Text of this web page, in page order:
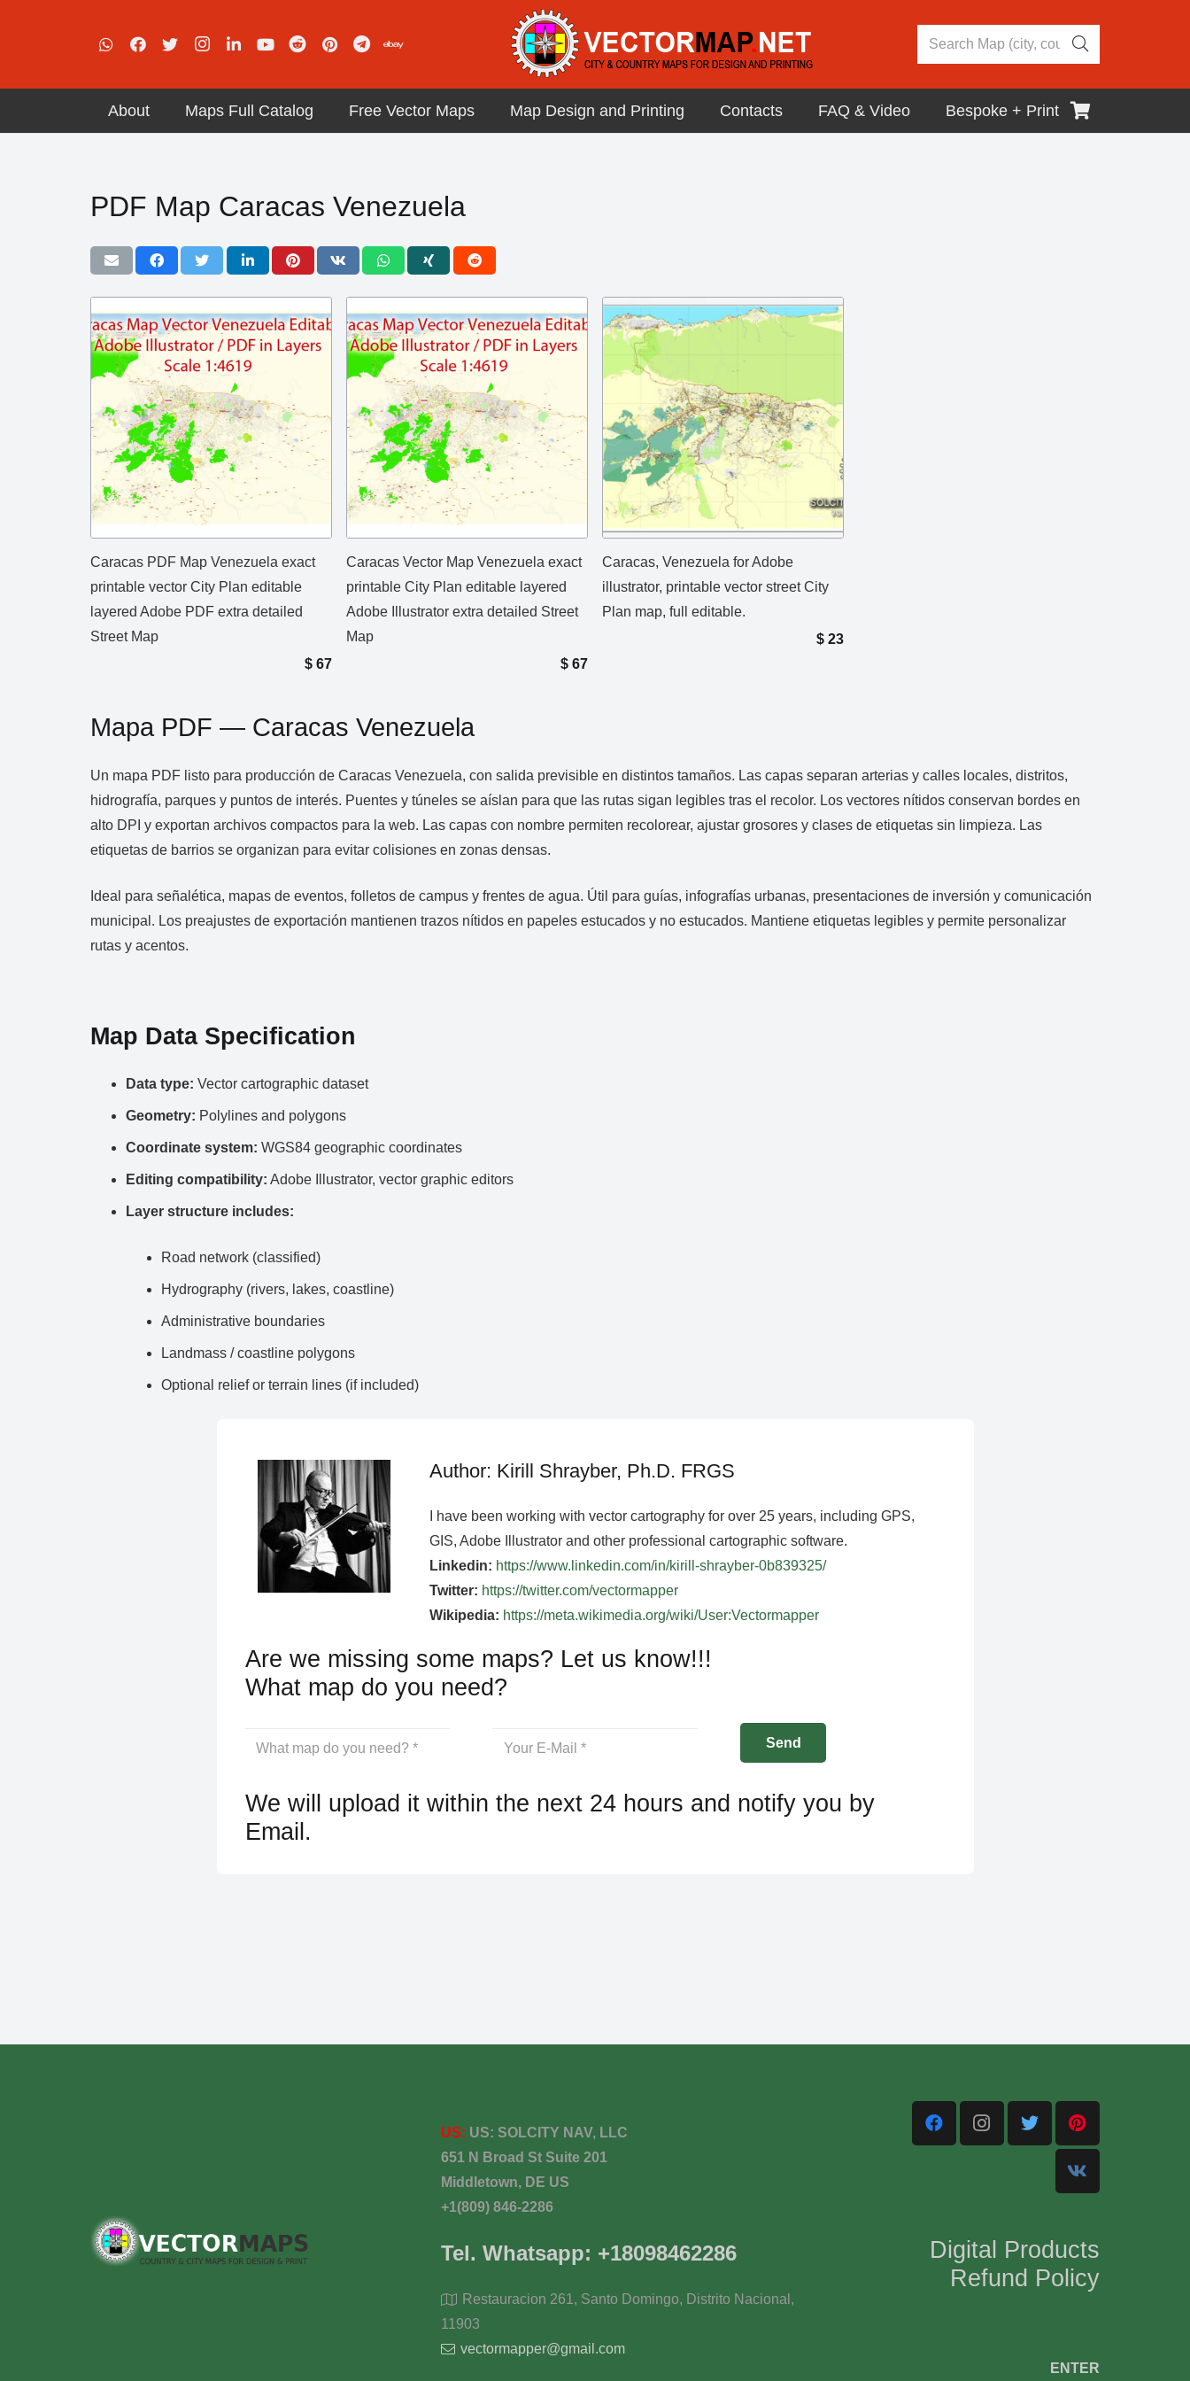
About Maps Full Catalog Free Vector Maps Map Design and Printing Contacts FAQ & Video Bespoke + Print
PDF Map Caracas Venezuela
Caracas PDF Map Venezuela exact
printable vector City Plan editable
layered Adobe PDF extra detailed
Street Map
$ 67
Caracas Vector Map Venezuela exact
printable City Plan editable layered
Adobe Illustrator extra detailed Street
Map
$ 67
Caracas, Venezuela for Adobe
illustrator, printable vector street City
Plan map, full editable.
$ 23
Mapa PDF — Caracas Venezuela
Un mapa PDF listo para producción de Caracas Venezuela, con salida previsible en distintos tamaños. Las capas separan arterias y calles locales, distritos,
hidrografía, parques y puntos de interés. Puentes y túneles se aíslan para que las rutas sigan legibles tras el recolor. Los vectores nítidos conservan bordes en
alto DPI y exportan archivos compactos para la web. Las capas con nombre permiten recolorear, ajustar grosores y clases de etiquetas sin limpieza. Las
etiquetas de barrios se organizan para evitar colisiones en zonas densas.
Ideal para señalética, mapas de eventos, folletos de campus y frentes de agua. Útil para guías, infografías urbanas, presentaciones de inversión y comunicación
municipal. Los preajustes de exportación mantienen trazos nítidos en papeles estucados y no estucados. Mantiene etiquetas legibles y permite personalizar
rutas y acentos.
Map Data Specification
Data type: Vector cartographic dataset
Geometry: Polylines and polygons
Coordinate system: WGS84 geographic coordinates
Editing compatibility: Adobe Illustrator, vector graphic editors
Layer structure includes:
Road network (classified)
Hydrography (rivers, lakes, coastline)
Administrative boundaries
Landmass / coastline polygons
Optional relief or terrain lines (if included)
Author: Kirill Shrayber, Ph.D. FRGS
I have been working with vector cartography for over 25 years, including GPS,
GIS, Adobe Illustrator and other professional cartographic software.
Linkedin: https://www.linkedin.com/in/kirill-shrayber-0b839325/
Twitter: https://twitter.com/vectormapper
Wikipedia: https://meta.wikimedia.org/wiki/User:Vectormapper
Are we missing some maps? Let us know!!!
What map do you need?
We will upload it within the next 24 hours and notify you by
Email.
US: US: SOLCITY NAV, LLC
651 N Broad St Suite 201
Middletown, DE US
+1(809) 846-2286
Tel. Whatsapp: +18098462286
Restauracion 261, Santo Domingo, Distrito Nacional,
11903
vectormapper@gmail.com
Digital Products
Refund Policy
ENTER